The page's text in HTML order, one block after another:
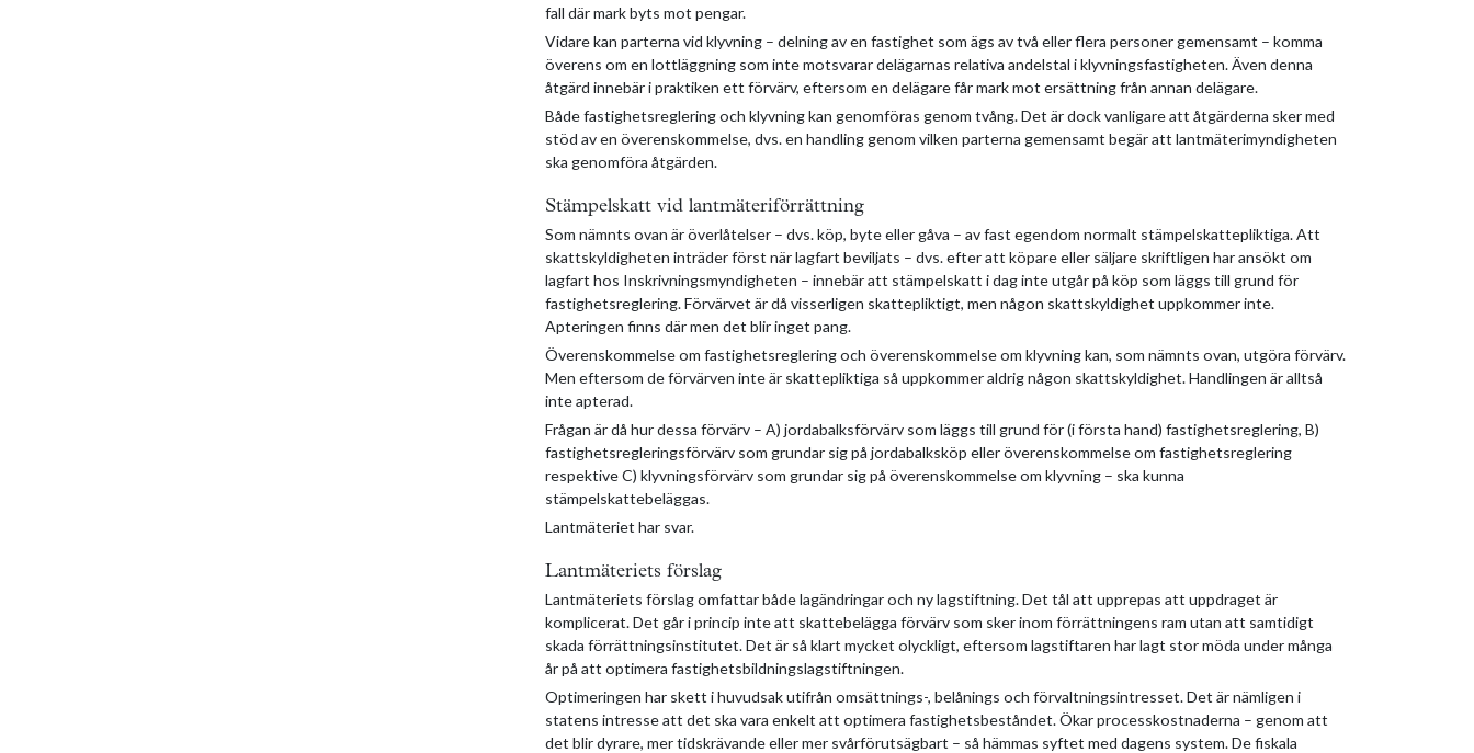
fall där mark byts mot pengar.
Vidare kan parterna vid klyvning – delning av en fastighet som ägs av två eller flera personer gemensamt – komma
överens om en lottläggning som inte motsvarar delägarnas relativa andelstal i klyvningsfastigheten. Även denna
åtgärd innebär i praktiken ett förvärv, eftersom en delägare får mark mot ersättning från annan delägare.
Både fastighetsreglering och klyvning kan genomföras genom tvång. Det är dock vanligare att åtgärderna sker med
stöd av en överenskommelse, dvs. en handling genom vilken parterna gemensamt begär att lantmäterimyndigheten
ska genomföra åtgärden.
Stämpelskatt vid lantmäteriförrättning
Som nämnts ovan är överlåtelser – dvs. köp, byte eller gåva – av fast egendom normalt stämpelskattepliktiga. Att
skattskyldigheten inträder först när lagfart beviljats – dvs. efter att köpare eller säljare skriftligen har ansökt om
lagfart hos Inskrivningsmyndigheten – innebär att stämpelskatt i dag inte utgår på köp som läggs till grund för
fastighetsreglering. Förvärvet är då visserligen skattepliktigt, men någon skattskyldighet uppkommer inte.
Apteringen finns där men det blir inget pang.
Överenskommelse om fastighetsreglering och överenskommelse om klyvning kan, som nämnts ovan, utgöra förvärv.
Men eftersom de förvärven inte är skattepliktiga så uppkommer aldrig någon skattskyldighet. Handlingen är alltså
inte apterad.
Frågan är då hur dessa förvärv – A) jordabalksförvärv som läggs till grund för (i första hand) fastighetsreglering, B)
fastighetsregleringsförvärv som grundar sig på jordabalksköp eller överenskommelse om fastighetsreglering
respektive C) klyvningsförvärv som grundar sig på överenskommelse om klyvning – ska kunna
stämpelskattebeläggas.
Lantmäteriet har svar.
Lantmäteriets förslag
Lantmäteriets förslag omfattar både lagändringar och ny lagstiftning. Det tål att upprepas att uppdraget är
komplicerat. Det går i princip inte att skattebelägga förvärv som sker inom förrättningens ram utan att samtidigt
skada förrättningsinstitutet. Det är så klart mycket olyckligt, eftersom lagstiftaren har lagt stor möda under många
år på att optimera fastighetsbildningslagstiftningen.
Optimeringen har skett i huvudsak utifrån omsättnings-, belånings och förvaltningsintresset. Det är nämligen i
statens intresse att det ska vara enkelt att optimera fastighetsbeståndet. Ökar processkostnaderna – genom att
det blir dyrare, mer tidskrävande eller mer svårförutsägbart – så hämmas syftet med dagens system. De fiskala